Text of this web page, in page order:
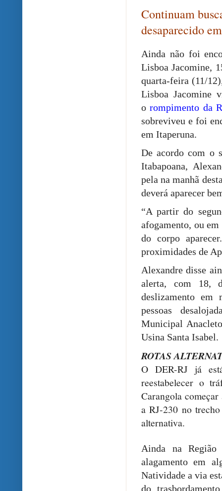
Continuam
desaparecido
Ainda não foi
Lisboa Jacomine,
quarta-feira (11/
Lisboa Jacomine
orompimento da
sobreviveu e foi
em Itaperuna.
De acordo com o
Itabapoana,
pela na manhã
deverá aparecer
“A partir do
afogamento, ou em
do corpo
proximidades de
Alexandre disse
alerta, com 18,
deslizamento em
pessoas
Municipal
Usina Santa Isabel.
ROTAS
O DER-RJ já
reestabelecer o
Carangola
a RJ-230 no
alternativa.
Ainda na Região
alagamento em
Natividade a via
do